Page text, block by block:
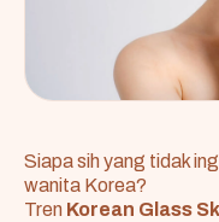
Siapa sih yang tidak
wanita Korea?
Tren Korean Glass